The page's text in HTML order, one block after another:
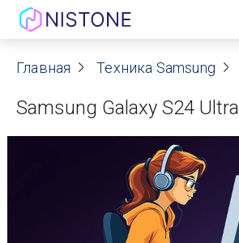
Акции
О нас
Договор оферты
Реквизиты
Главная Техника Samsung
Samsung Galaxy S24 Ultra